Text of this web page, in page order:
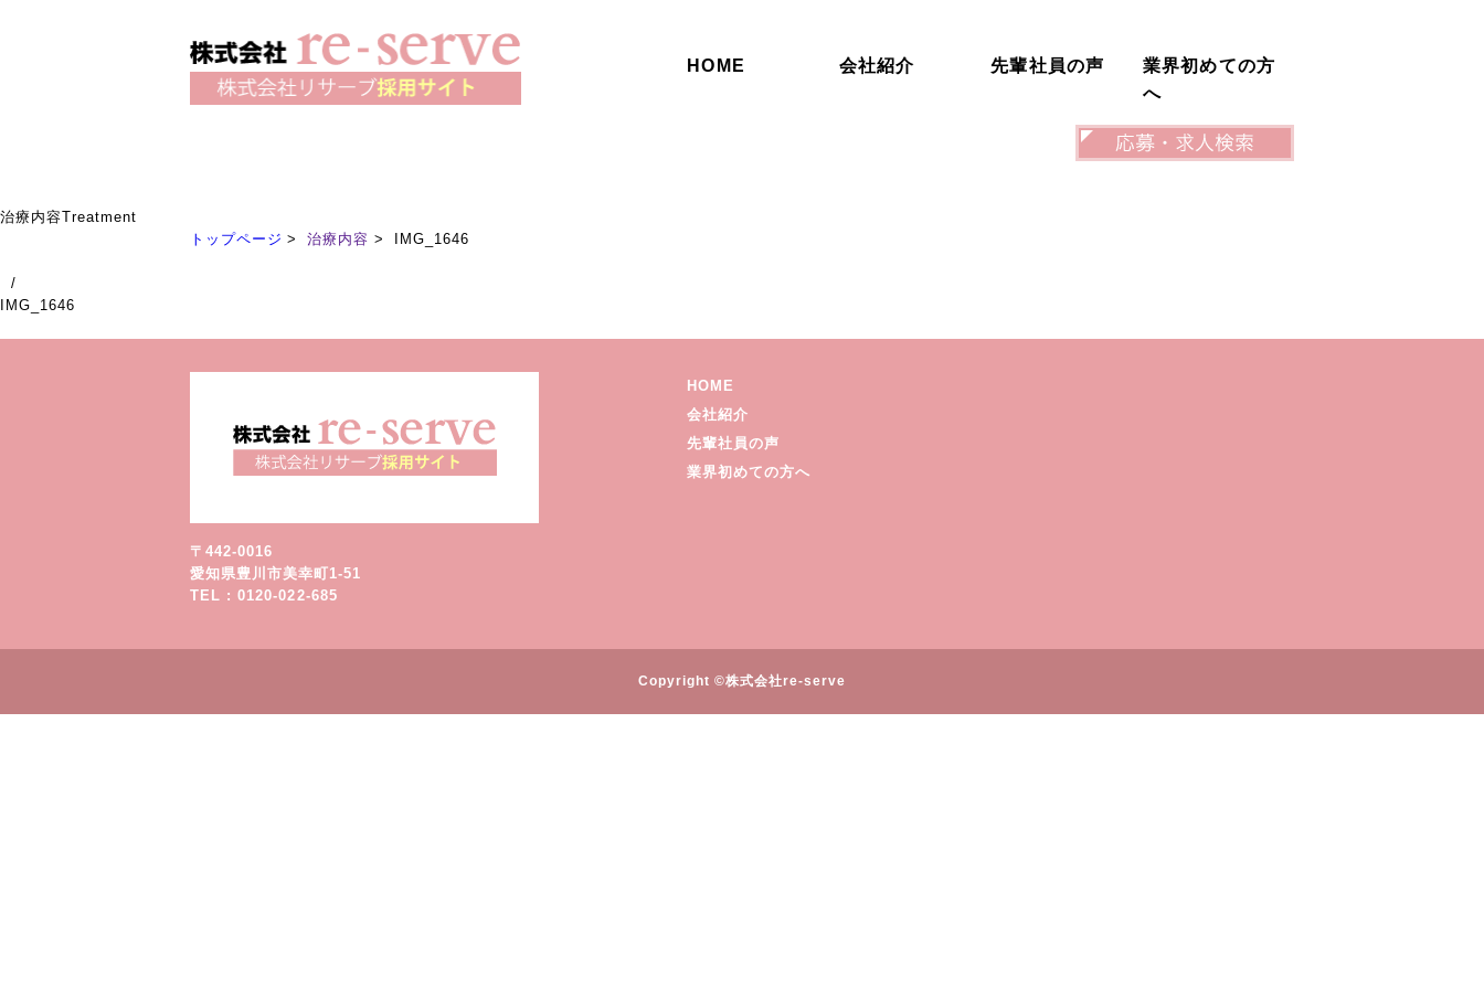
HOME 会社紹介 先輩社員の声
業界初めての方
へ
治療内容Treatment
トップページ
治療内容 IMG_1646
/
IMG_1646
〒442-0016
愛知県豊川市美幸町1-51
TEL : 0120-022-685
HOME
会社紹介
先輩社員の声
業界初めての方へ
Copyright ©株式会社re-serve